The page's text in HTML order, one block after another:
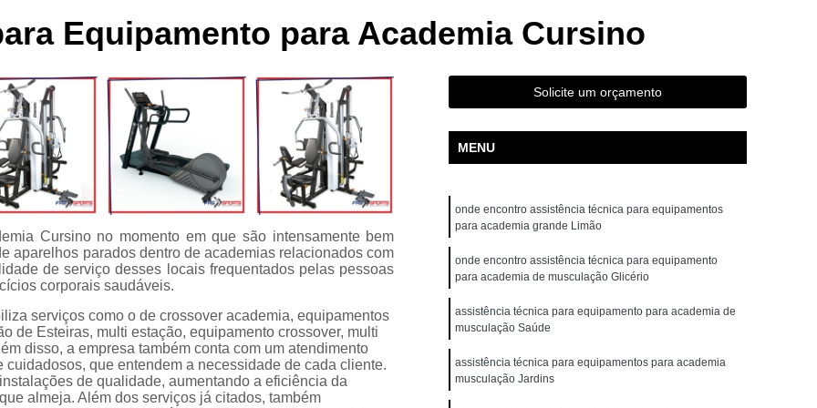
para Crossover Profissional
Aparelho Academia Crossover
Aparelho Crossover Musculação
Academia
Crossover Angulado Crossover Máquina Academia
Crossover Multifuncional
Crossover para Musculação
Crossover Profissional para Academia
Crossover Smith para Academia
Crossover Treinamento Funcional
Equipamento Crossover
Aparelho de Ginástica Elíptico Gt e
Elíptico de Academia
Aparelho Elíptico Gt e Aparelho Elíptico Lx e
Aparelho Elíptico Profissional
Elíptico da Movement
Elíptico Movement Elíptico Movement E2
Elíptico Movement Lx140
Elíptico Movement Perform
Elíptico Profissional Movement
Equipamento para Academia
Equipamento para Academia de Musculação
Equipamento para Academia Profissional
Equipamentos e Acessórios para Academia
Equipamentos para Academia de Condomínio
Equipamentos para Academia de Ginástica
Equipamentos para Academia em Clubes
Equipamentos para Academia Halteres
Equipamentos para Academia Musculação
Equipamentos para Academia para Coordenador
Equipamento para Academia Cursino
Cursino no momento em que são intensamente bem
aparelhos parados dentro de academias relacionados com
de serviço desses locais frequentados pelas pessoas
corporais saudáveis.
serviços como o de crossover academia, equipamentos
de Esteiras, multi estação, equipamento crossover, multi
disso, a empresa também conta com um atendimento
que entendem a necessidade de cada cliente.
de qualidade, aumentando a eficiência da
almeja. Além dos serviços já citados, também
Solicite um orçamento
MENU
onde encontro assistência técnica para equipamentos
para academia grande Limão
onde encontro assistência técnica para equipamento
para academia de musculação Glicério
assistência técnica para equipamento para academia de
musculação Saúde
assistência técnica para equipamentos para academia
musculação Jardins